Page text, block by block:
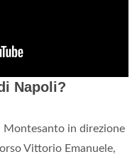
Napoli?
Montesanto in direzione
Vittorio Emanuele,